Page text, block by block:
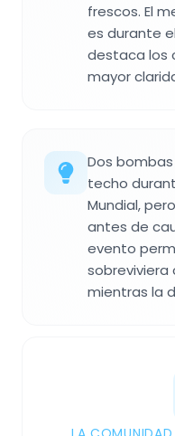
frescos. El
es durante
destaca los
mayor
Dos
techo
Mundial,
antes de
evento
mientras la